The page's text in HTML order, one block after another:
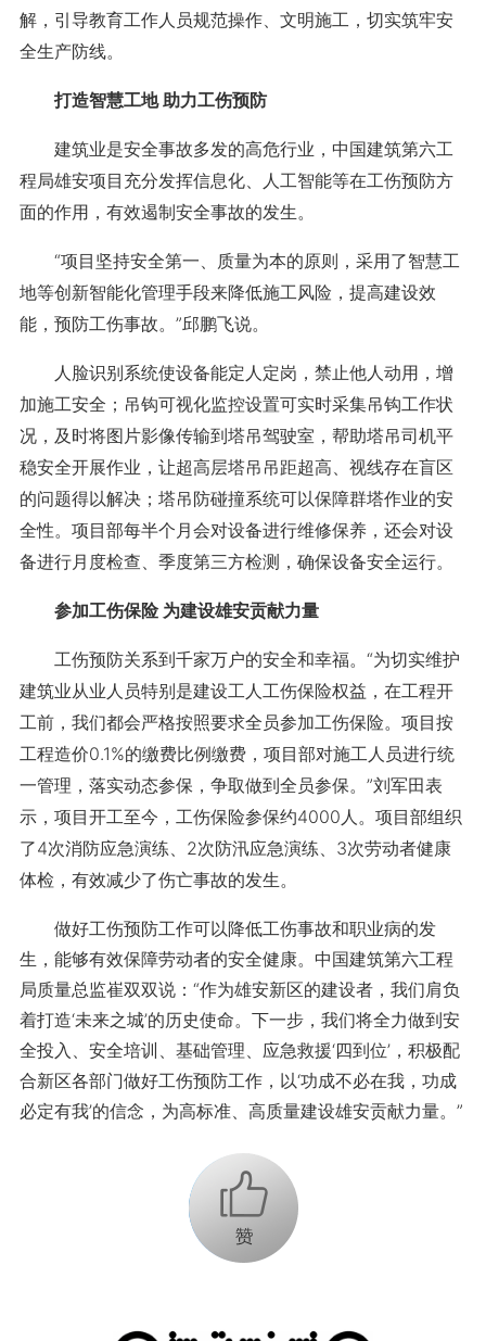
解，引导教育工作人员规范操作、文明施工，切实筑牢安
全生产防线。
打造智慧工地 助力工伤预防
建筑业是安全事故多发的高危行业，中国建筑第六工
程局雄安项目充分发挥信息化、人工智能等在工伤预防方
面的作用，有效遏制安全事故的发生。
“项目坚持安全第一、质量为本的原则，采用了智慧工
地等创新智能化管理手段来降低施工风险，提高建设效
能，预防工伤事故。”邱鹏飞说。
人脸识别系统使设备能定人定岗，禁止他人动用，增
加施工安全；吊钩可视化监控设置可实时采集吊钩工作状
况，及时将图片影像传输到塔吊驾驶室，帮助塔吊司机平
稳安全开展作业，让超高层塔吊吊距超高、视线存在盲区
的问题得以解决；塔吊防碰撞系统可以保障群塔作业的安
全性。项目部每半个月会对设备进行维修保养，还会对设
备进行月度检查、季度第三方检测，确保设备安全运行。
参加工伤保险 为建设雄安贡献力量
工伤预防关系到千家万户的安全和幸福。“为切实维护
建筑业从业人员特别是建设工人工伤保险权益，在工程开
工前，我们都会严格按照要求全员参加工伤保险。项目按
工程造价0.1%的缴费比例缴费，项目部对施工人员进行统
一管理，落实动态参保，争取做到全员参保。”刘军田表
示，项目开工至今，工伤保险参保约4000人。项目部组织
了4次消防应急演练、2次防汛应急演练、3次劳动者健康
体检，有效减少了伤亡事故的发生。
做好工伤预防工作可以降低工伤事故和职业病的发
生，能够有效保障劳动者的安全健康。中国建筑第六工程
局质量总监崔双双说：“作为雄安新区的建设者，我们肩负
着打造‘未来之城’的历史使命。下一步，我们将全力做到安
全投入、安全培训、基础管理、应急救援‘四到位’，积极配
合新区各部门做好工伤预防工作，以‘功成不必在我，功成
必定有我’的信念，为高标准、高质量建设雄安贡献力量。”
+1